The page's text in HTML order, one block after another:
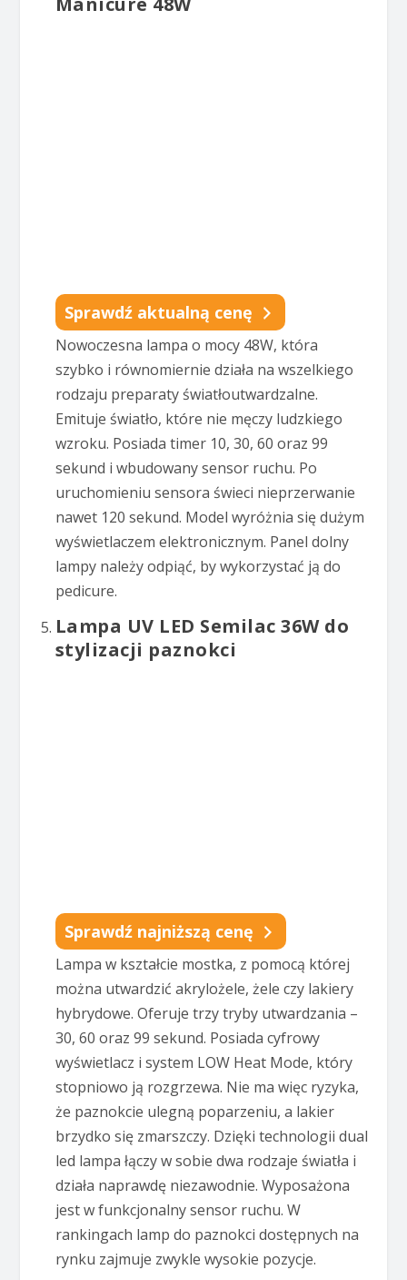
Sprawdź aktualną cenę
Nowoczesna lampa o mocy 48W, która
szybko i równomiernie działa na wszelkiego
rodzaju preparaty światłoutwardzalne.
Emituje światło, które nie męczy ludzkiego
wzroku. Posiada timer 10, 30, 60 oraz 99
sekund i wbudowany sensor ruchu. Po
uruchomieniu sensora świeci nieprzerwanie
nawet 120 sekund. Model wyróżnia się dużym
wyświetlaczem elektronicznym. Panel dolny
lampy należy odpiąć, by wykorzystać ją do
pedicure.
Lampa UV LED Semilac 36W do
stylizacji paznokci
Sprawdź najniższą cenę
Lampa w kształcie mostka, z pomocą której
można utwardzić akrylożele, żele czy lakiery
hybrydowe. Oferuje trzy tryby utwardzania –
30, 60 oraz 99 sekund. Posiada cyfrowy
wyświetlacz i system LOW Heat Mode, który
stopniowo ją rozgrzewa. Nie ma więc ryzyka,
że paznokcie ulegną poparzeniu, a lakier
brzydko się zmarszczy. Dzięki technologii dual
led lampa łączy w sobie dwa rodzaje światła i
działa naprawdę niezawodnie. Wyposażona
jest w funkcjonalny sensor ruchu. W
rankingach lamp do paznokci dostępnych na
rynku zajmuje zwykle wysokie pozycje.